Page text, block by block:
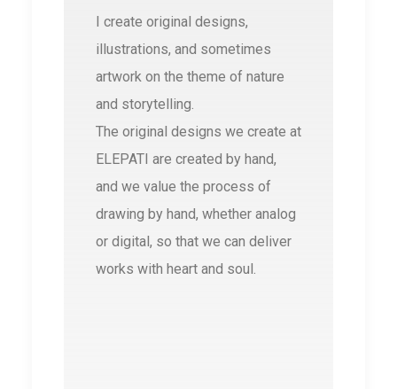
I create original designs,
illustrations, and sometimes
artwork on the theme of nature
and storytelling.
The original designs we create at
ELEPATI are created by hand,
and we value the process of
drawing by hand, whether analog
or digital, so that we can deliver
works with heart and soul.